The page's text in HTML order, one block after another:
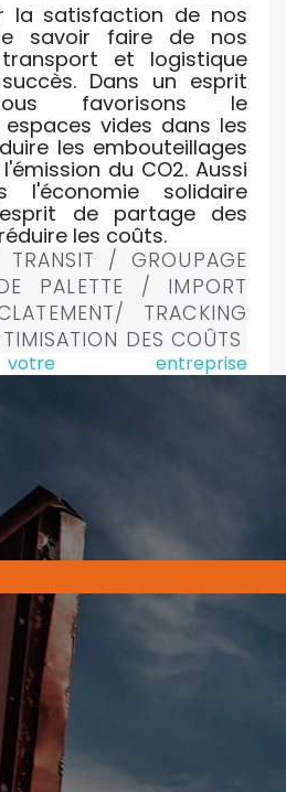
la satisfaction de nos
savoir faire de nos
et logistique
Dans un esprit
favorisons le
vides dans les
les embouteillages
du CO2. Aussi
l'économie solidaire
de partage des
les coûts.
TRANSIT / GROUPAGE
PALETTE / IMPORT
TRACKING
DES COÛTS
entreprise